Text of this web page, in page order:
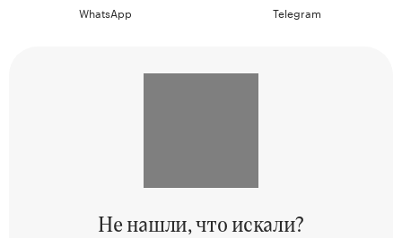
WhatsApp Telegram
Не нашли,что искали?